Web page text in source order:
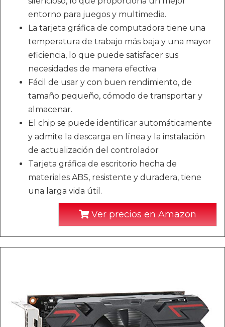
entorno para juegos y multimedia.
La tarjeta gráfica de computadora tiene una
temperatura de trabajo más baja y una mayor
eficiencia, lo que puede satisfacer sus
necesidades de manera efectiva
Fácil de usar y con buen rendimiento, de
tamaño pequeño, cómodo de transportar y
almacenar.
El chip se puede identificar automáticamente
y admite la descarga en línea y la instalación
de actualización del controlador
Tarjeta gráfica de escritorio hecha de
materiales ABS, resistente y duradera, tiene
una larga vida útil.
Ver precios en Amazon